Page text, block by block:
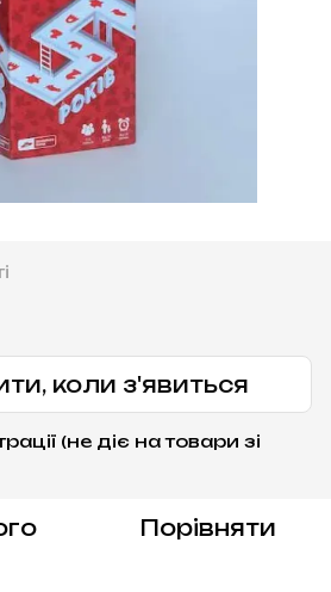
коли з'явиться
(не діє на товари зі
Порівняти